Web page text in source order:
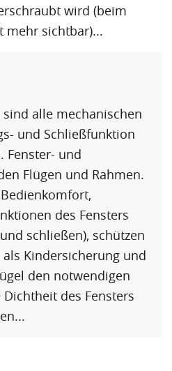
wird (beim
mehr sichtbar)...
alle mechanischen
und Schließfunktion
Fenster- und
Flügen und Rahmen.
des Fensters
schließen), schützen
Kindersicherung und
den notwendigen
des Fensters